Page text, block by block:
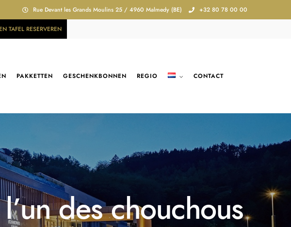
Rue Devant les Grands Moulins 25 / 4960 Malmedy (BE) +32 80 78 00 00
TAFEL RESERVEREN
PAKKETTEN GESCHENKBONNEN REGIO CONTACT
des chouchous